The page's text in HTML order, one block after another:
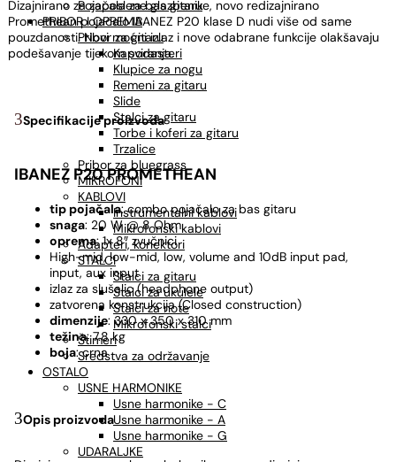
Pojačala za bas gitaru
PRIBOR I OPREMA
Pribor za gitaru
Kapodasteri
Klupice za nogu
Remeni za gitaru
Slide
Stalci za gitaru
Torbe i koferi za gitaru
Trzalice
Pribor za bluegrass
MIKROFONI
KABLOVI
Instrumentalni kablovi
Mikrofonski kablovi
Adapteri, konektori
STALCI
Stalci za gitaru
Stalci za ukulele
Stalci za note
Mikrofonski stalci
Štimeri
Sredstva za održavanje
OSTALO
USNE HARMONIKE
Usne harmonike - C
Usne harmonike - A
Usne harmonike - G
UDARALJKE
Dizajnirano za zaposlene glazbenike, novo redizajnirano
Promethean pojačalo IBANEZ P20 klase D nudi više od same
pouzdanosti. Novi moćni izlaz i nove odabrane funkcije olakšavaju
podešavanje tijekom sviranja.
Specifikacije proizvoda
IBANEZ P20 PROMETHEAN
tip pojačala: combo pojačalo za bas gitaru
snaga: 20 W @ 8 Ohm
oprema: 1x 8″ zvučnici
High-mid, low-mid, low, volume and 10dB input pad,
input, aux input
izlaz za slušalic (headphone output)
zatvorena konstrukcija (Closed construction)
dimenzije: 330 x 350 x 310 mm
težina: 7.8 kg
boja: crna
Opis proizvoda